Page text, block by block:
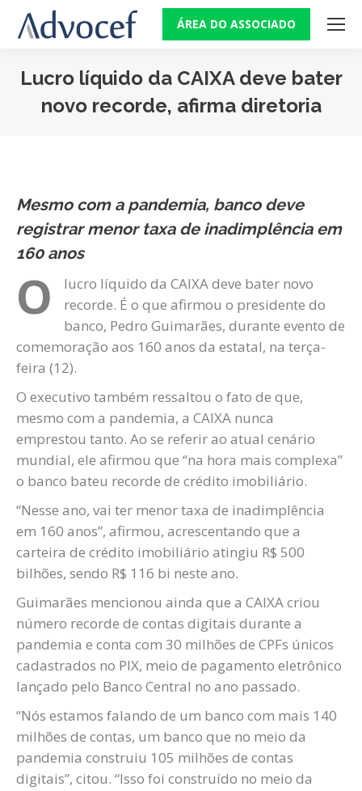
ÁREA DO ASSOCIADO
Lucro líquido da CAIXA deve bater
novo recorde, afirma diretoria
Mesmo com a pandemia, banco deve
registrar menor taxa de inadimplência em
160 anos
O
lucro líquido da CAIXA deve bater novo
recorde. É o que afirmou o presidente do
banco, Pedro Guimarães, durante evento de
comemoração aos 160 anos da estatal, na terça-
feira (12).
O executivo também ressaltou o fato de que,
mesmo com a pandemia, a CAIXA nunca
emprestou tanto. Ao se referir ao atual cenário
mundial, ele afirmou que “na hora mais complexa”
o banco bateu recorde de crédito imobiliário.
“Nesse ano, vai ter menor taxa de inadimplência
em 160 anos”, afirmou, acrescentando que a
carteira de crédito imobiliário atingiu R$ 500
bilhões, sendo R$ 116 bi neste ano.
Guimarães mencionou ainda que a CAIXA criou
número recorde de contas digitais durante a
pandemia e conta com 30 milhões de CPFs únicos
cadastrados no PIX, meio de pagamento eletrônico
lançado pelo Banco Central no ano passado.
“Nós estamos falando de um banco com mais 140
milhões de contas, um banco que no meio da
pandemia construiu 105 milhões de contas
digitais”, citou. “Isso foi construído no meio da